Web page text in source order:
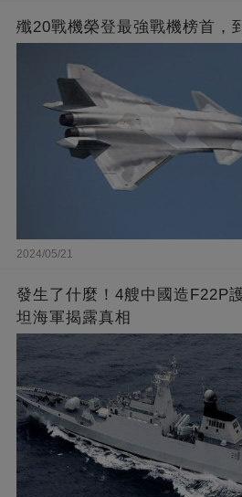
殲20戰機榮登最強戰機榜首，
2024/05/21
發生了什麼！4艘中國造F22P
坦海軍揭露真相